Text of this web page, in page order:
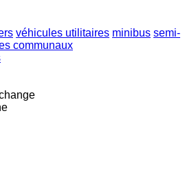
véhicules utilitaires minibus semi-
communaux